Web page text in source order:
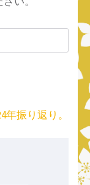
年振り返り。